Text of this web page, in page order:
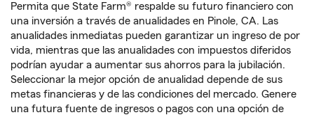
Permita que State Farm® respalde su futuro financiero con
una inversión a través de anualidades en Pinole, CA. Las
anualidades inmediatas pueden garantizar un ingreso de por
vida, mientras que las anualidades con impuestos diferidos
podrían ayudar a aumentar sus ahorros para la jubilación.
Seleccionar la mejor opción de anualidad depende de sus
metas financieras y de las condiciones del mercado. Genere
una futura fuente de ingresos o pagos con una opción de